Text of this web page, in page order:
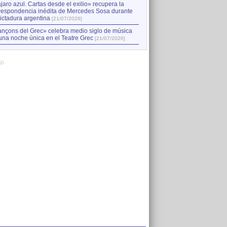
azul. Cartas desde el exilio» recupera la
inédita de Mercedes Sosa durante
argentina [21/07/2026]
del Grec» celebra medio siglo de música
noche única en el Teatre Grec [21/07/2026]